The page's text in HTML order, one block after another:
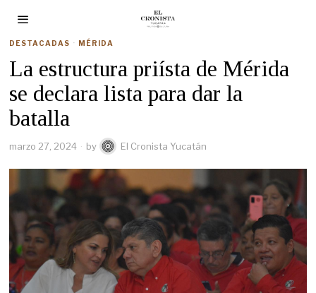
DESTACADAS · MÉRIDA
La estructura priísta de Mérida
se declara lista para dar la
batalla
marzo 27, 2024 by El Cronista Yucatán